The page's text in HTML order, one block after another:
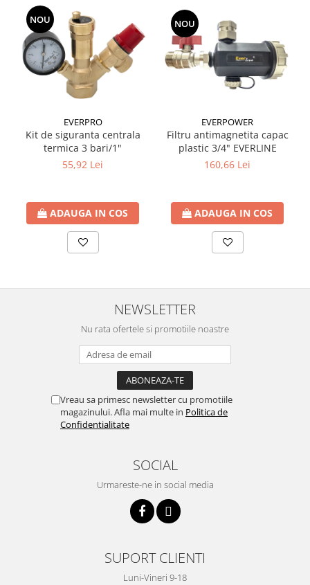
NOU
EVERPRO
Kit de siguranta centrala
termica 3 bari/1"
55,92 Lei
ADAUGA IN COS
NOU
EVERPOWER
Filtru antimagnetita capac
plastic 3/4" EVERLINE
160,66 Lei
ADAUGA IN COS
NEWSLETTER
Nu rata ofertele si promotiile noastre
Vreau sa primesc newsletter cu promotiile
magazinului. Afla mai multe in Politica de
Confidentialitate
SOCIAL
Urmareste-ne in social media
SUPORT CLIENTI
Luni-Vineri 9-18